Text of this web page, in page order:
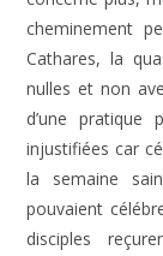
cheminement
Cathares, la
nulles et non
d’une
injustifiées car
la semaine
pouvaient
disciples